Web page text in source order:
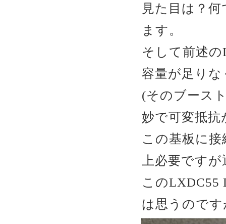
見た目は？
ます。
そして前述
容量が足り
(そのブース
妙で可変抵
この基板に
上必要です
このLXDC55
は思うので